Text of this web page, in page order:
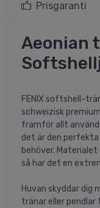
Prisgaranti
Aeonian
FENIX softshell-
schweizisk
framför allt
det är den perfekta
behöver.
så har det en
Huvan skyddar dig
tränar eller pendlar